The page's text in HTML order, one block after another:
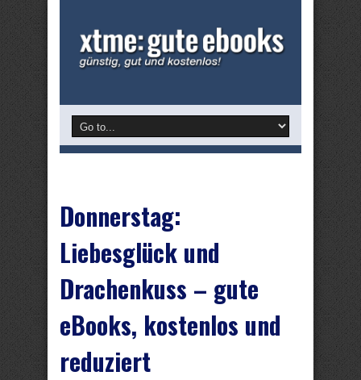
Donnerstag:
Liebesglück und
Drachenkuss – gute
eBooks, kostenlos und
reduziert